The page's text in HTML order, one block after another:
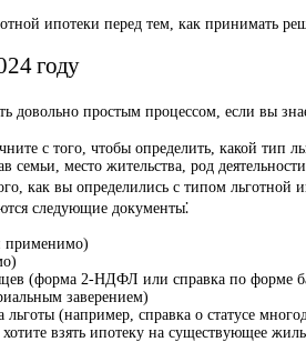
ипотеки перед тем, как принимать
году
довольно простым процессом, если вы
с того, чтобы определить, какой тип
семьи, место жительства, род
как вы определились с типом льготной
следующие документы⁚
применимо)
(форма 2-НДФЛ или справка по форме
заверением)
(например, справка о статусе
взять ипотеку на существующее